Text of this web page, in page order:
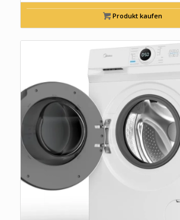
Produkt kaufen